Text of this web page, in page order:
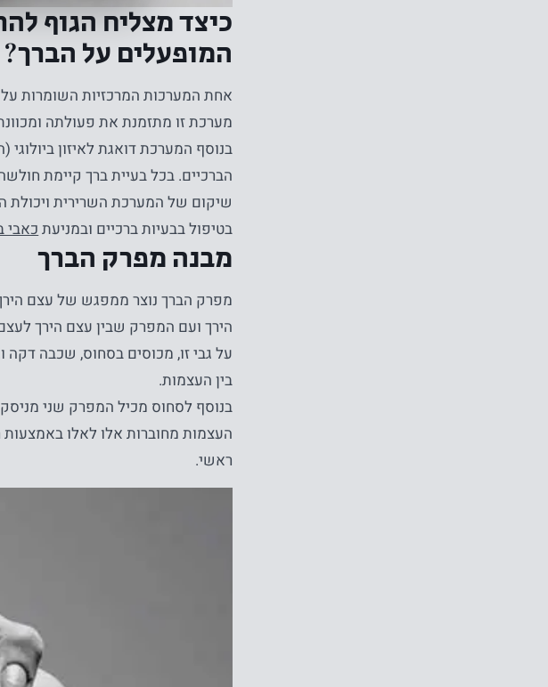
כיצד מצליח הגוף
המופעלים על הברך?
אחת המערכות המרכזיות השומרות
מערכת זו מתזמנת את פעולתה
בנוסף המערכת דואגת לאיזון
הברכיים. בכל בעיית ברך קיימת
שיקום של המערכת השרירית ויכולת
בטיפול בבעיות ברכיים ובמניעתכאבי
מבנה מפרק הברך
מפרק הברך נוצר ממפגש של עצם
הירך ועם המפרק שבין עצם הירך
על גבי זו, מכוסים בסחוס, שכבה
בין העצמות.
בנוסף לסחוס מכיל המפרק שני
העצמות מחוברות אלו לאלו באמצעות
ראשי.